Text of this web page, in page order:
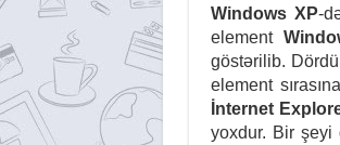
Windows XP-
element
göstərilib.
element
İnternet
yoxdur. Bir şeyi